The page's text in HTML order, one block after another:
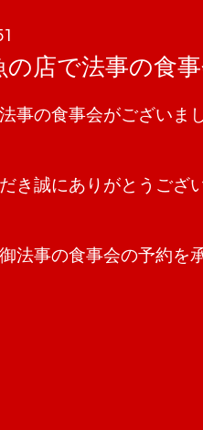
の店で法事の食
事の食事会がございま
き誠にありがとうござ
法事の食事会の予約を